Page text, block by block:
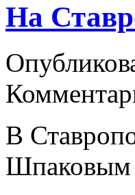
На
В
Шпаковым